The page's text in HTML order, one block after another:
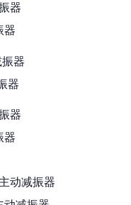
器
器
器
动减振器